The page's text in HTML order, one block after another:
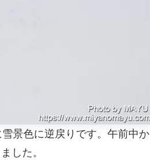
景色に逆戻りです。午前中か
した。